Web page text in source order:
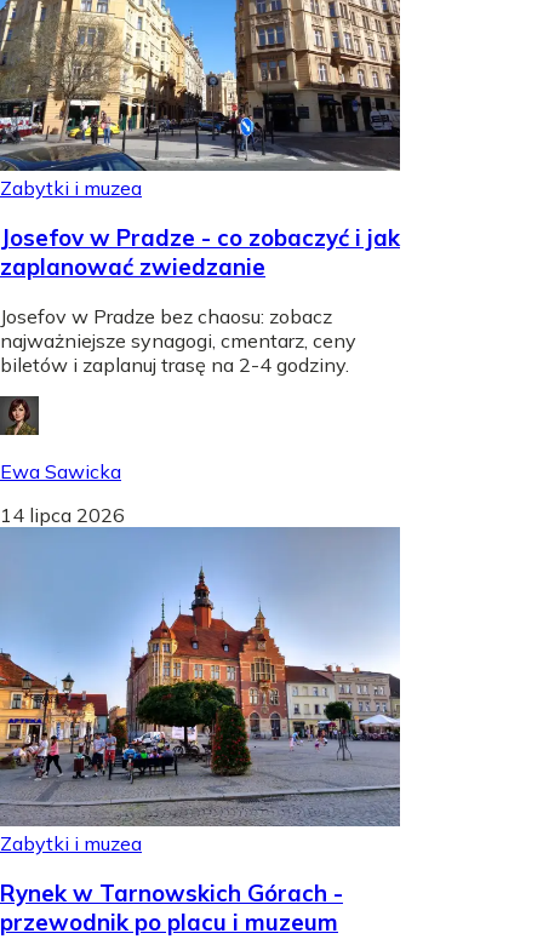
Zabytki i muzea
Josefov w Pradze - co zobaczyć i jak
zaplanować zwiedzanie
Josefov w Pradze bez chaosu: zobacz
najważniejsze synagogi, cmentarz, ceny
biletów i zaplanuj trasę na 2-4 godziny.
Ewa Sawicka
14 lipca 2026
Zabytki i muzea
Rynek w Tarnowskich Górach -
przewodnik po placu i muzeum